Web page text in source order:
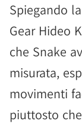
Spiegando
Gear Hideo
che Snake
misurata,
movimenti
piuttosto